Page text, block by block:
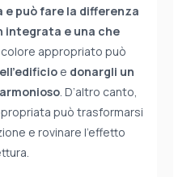
e può fare la differenza
integrata e una che
colore appropriato può
e donargli un
. D’altro canto,
può trasformarsi
e rovinare l’effetto